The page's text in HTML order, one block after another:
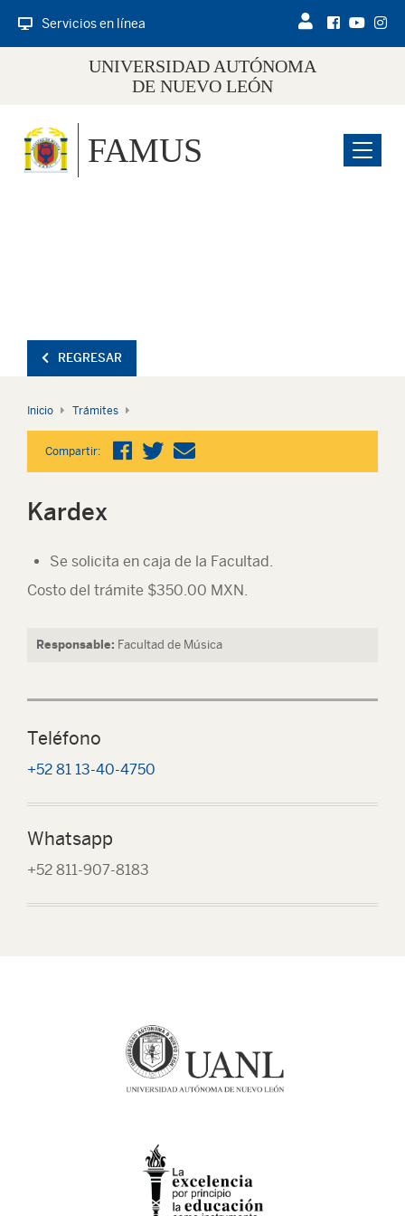
Servicios en línea
UNIVERSIDAD AUTÓNOMA
DE NUEVO LEÓN
Menu
FAMUS
REGRESAR
Inicio Trámites
Compartir:
Kardex
Se solicita en caja de la Facultad.
Costo del trámite $350.00 MXN.
Responsable: Facultad de Música
Teléfono
+52 81 13-40-4750
Whatsapp
+52 811-907-8183